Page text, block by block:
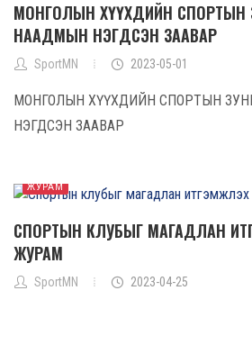
МОНГОЛЫН ХҮҮХДИЙН СПОРТЫН
НААДМЫН НЭГДСЭН ЗААВАР
SportMN 2023-05-01
МОНГОЛЫН ХҮҮХДИЙН СПОРТЫН
НЭГДСЭН ЗААВАР
ЖУРАМ
СПОРТЫН КЛУБЫГ МАГАДЛАН
ЖУРАМ
SportMN 2023-04-25